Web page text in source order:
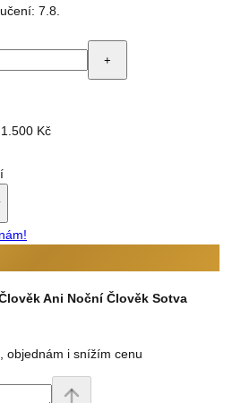
7.8.
+
Kč
Ani Noční Člověk Sotva
objednám i snížím cenu